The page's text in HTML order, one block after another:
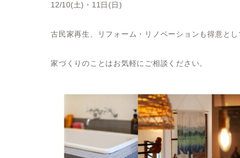
12/10(土)・11日(日)
古民家再生、 リフォーム・リノベーションも得意とし
家づくりのことはお気軽に ご相談ください。